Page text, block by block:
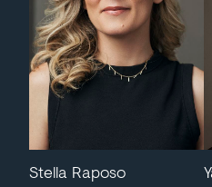
Stella Raposo